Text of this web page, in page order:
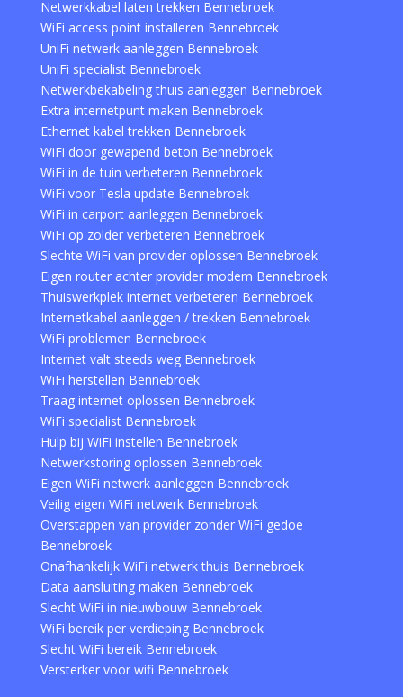
Netwerkkabel laten trekken Bennebroek
WiFi access point installeren Bennebroek
UniFi netwerk aanleggen Bennebroek
UniFi specialist Bennebroek
Netwerkbekabeling thuis aanleggen Bennebroek
Extra internetpunt maken Bennebroek
Ethernet kabel trekken Bennebroek
WiFi door gewapend beton Bennebroek
WiFi in de tuin verbeteren Bennebroek
WiFi voor Tesla update Bennebroek
WiFi in carport aanleggen Bennebroek
WiFi op zolder verbeteren Bennebroek
Slechte WiFi van provider oplossen Bennebroek
Eigen router achter provider modem Bennebroek
Thuiswerkplek internet verbeteren Bennebroek
Internetkabel aanleggen / trekken Bennebroek
WiFi problemen Bennebroek
Internet valt steeds weg Bennebroek
WiFi herstellen Bennebroek
Traag internet oplossen Bennebroek
WiFi specialist Bennebroek
Hulp bij WiFi instellen Bennebroek
Netwerkstoring oplossen Bennebroek
Eigen WiFi netwerk aanleggen Bennebroek
Veilig eigen WiFi netwerk Bennebroek
Overstappen van provider zonder WiFi gedoe
Bennebroek
Onafhankelijk WiFi netwerk thuis Bennebroek
Data aansluiting maken Bennebroek
Slecht WiFi in nieuwbouw Bennebroek
WiFi bereik per verdieping Bennebroek
Slecht WiFi bereik Bennebroek
Versterker voor wifi Bennebroek